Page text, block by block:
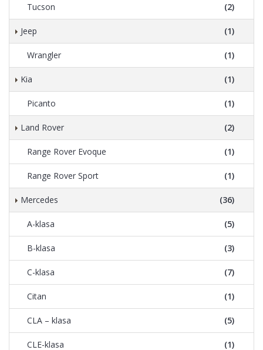
Tucson (2)
Jeep (1)
Wrangler (1)
Kia (1)
Picanto (1)
Land Rover (2)
Range Rover Evoque (1)
Range Rover Sport (1)
Mercedes (36)
A-klasa (5)
B-klasa (3)
C-klasa (7)
Citan (1)
CLA – klasa (5)
CLE-klasa (1)